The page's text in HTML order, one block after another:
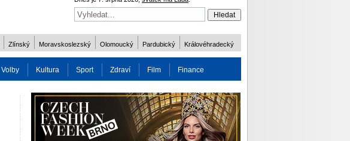
Zlínský Moravskoslezský Olomoucký Pardubický Královéhradecký
Volby Kultura Sport Zdraví Film Finance
Charita Osobnost Více ODM 2016